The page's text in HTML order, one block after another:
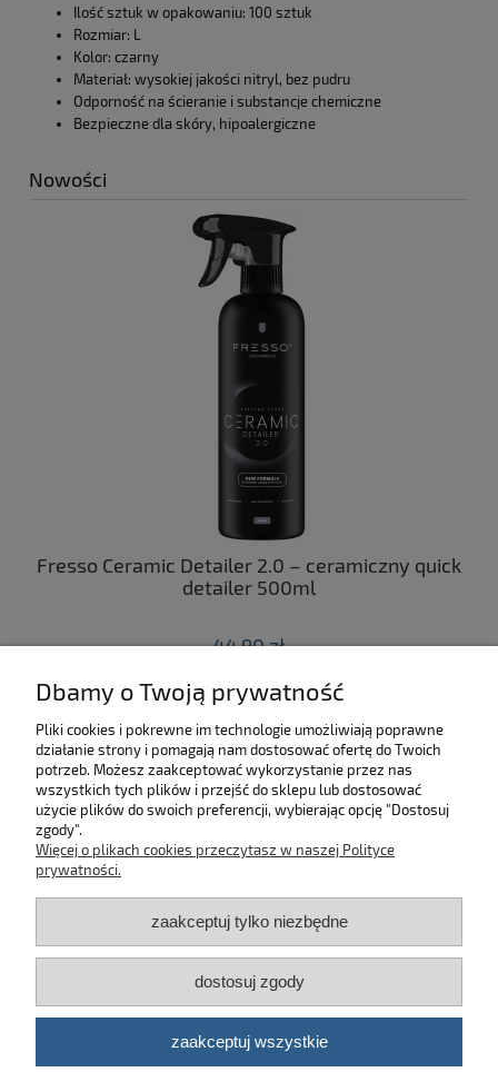
Ilość sztuk w opakowaniu: 100 sztuk
Rozmiar: L
Kolor: czarny
Materiał: wysokiej jakości nitryl, bez pudru
Odporność na ścieranie i substancje chemiczne
Bezpieczne dla skóry, hipoalergiczne
Nowości
Fresso Ceramic Detailer 2.0 – ceramiczny quick
detailer 500ml
44,90 zł
do koszyka
SKLEP
MOJE KONTO
BĄDŹ NA BIEŻĄCO!
Kosmetyki samochodowe Automotive Care©2026 | PlatformaShoper
pokaż pełną wersję strony
Dbamy o Twoją prywatność
Pliki cookies i pokrewne im technologie umożliwiają poprawne
działanie strony i pomagają nam dostosować ofertę do Twoich
potrzeb. Możesz zaakceptować wykorzystanie przez nas
wszystkich tych plików i przejść do sklepu lub dostosować
użycie plików do swoich preferencji, wybierając opcję "Dostosuj
zgody".
Więcej o plikach cookies przeczytasz w naszej Polityce
prywatności.
zaakceptuj tylko niezbędne
dostosuj zgody
zaakceptuj wszystkie